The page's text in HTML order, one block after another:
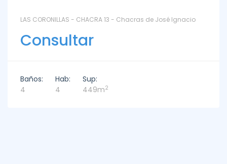
LAS CORONILLAS - CHACRA 13 - Chacras de José Ignacio
Consultar
Baños:
4
Hab:
4
Sup:
449m2